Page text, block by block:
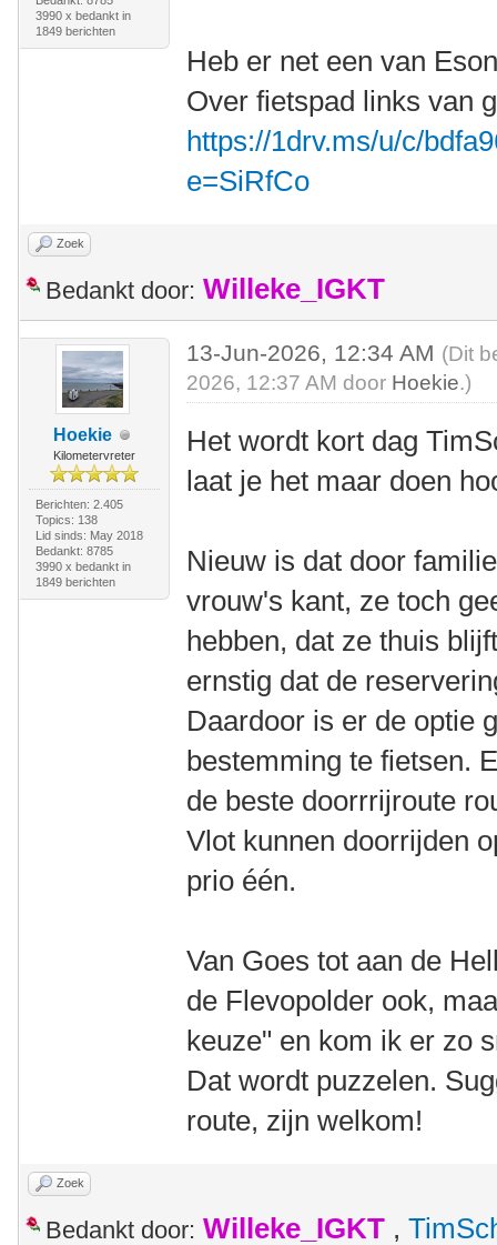
3990 x bedankt in
1849 berichten
Heb er net een van
Over fietspad links van
https://1drv.ms/u/c/
e=SiRfCo
Zoek
Bedankt door: Willeke_IGKT
Hoekie
Kilometervreter
Berichten: 2.405
Topics: 138
Lid sinds: May 2018
Bedankt: 8785
3990 x bedankt in
1849 berichten
13-Jun-2026, 12:34 AM (Dit
2026, 12:37 AM door Hoekie.)
Het wordt kort dag
laat je het maar doen
Nieuw is dat door
vrouw's kant, ze toch
hebben, dat ze thuis
ernstig dat de
Daardoor is er de optie
bestemming te fietsen.
de beste doorrrijroute
Vlot kunnen doorrijden
prio één.
Van Goes tot aan de
de Flevopolder ook,
keuze" en kom ik er zo
Dat wordt puzzelen.
route, zijn welkom!
Zoek
Bedankt door: Willeke_IGKT ,